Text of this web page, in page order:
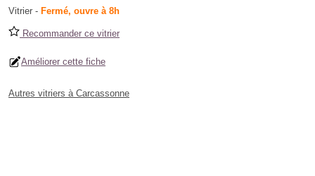
Vitrier - Fermé, ouvre à 8h
Recommander ce vitrier
Améliorer cette fiche
Autres vitriers à Carcassonne